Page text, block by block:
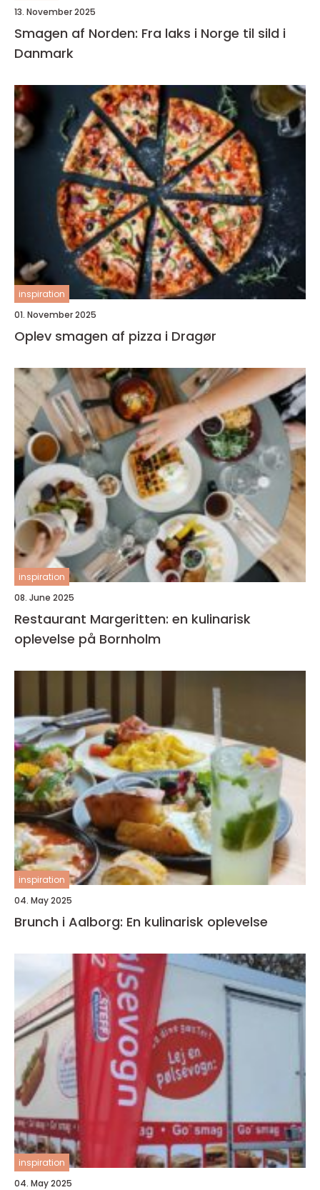
13. November 2025
Smagen af Norden: Fra laks i Norge til sild i
Danmark
inspiration
01. November 2025
Oplev smagen af pizza i Dragør
inspiration
08. June 2025
Restaurant Margeritten: en kulinarisk
oplevelse på Bornholm
inspiration
04. May 2025
Brunch i Aalborg: En kulinarisk oplevelse
inspiration
04. May 2025